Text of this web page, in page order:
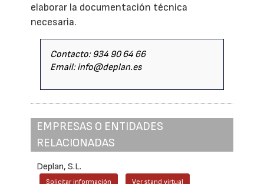
elaborar la documentación técnica
necesaria.
Contacto: 934 90 64 66
Email: info@deplan.es
EMPRESAS O ENTIDADES
RELACIONADAS
Deplan, S.L.
Solicitar información Ver stand virtual